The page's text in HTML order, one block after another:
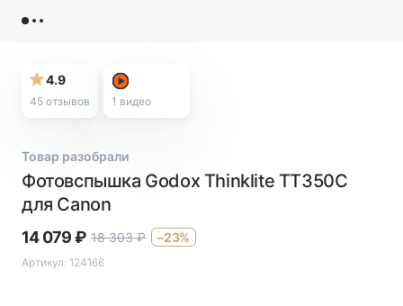
4.9
45 отзывов 1 видео
Товар разобрали
Фотовспышка Godox Thinklite TT350C
для Canon
14 079₽ 18 303 ₽ –23%
Артикул: 124166